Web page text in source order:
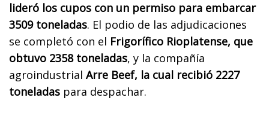
lideró los cupos con un permiso para embarcar
3509 toneladas. El podio de las adjudicaciones
se completó con el Frigorífico Rioplatense, que
obtuvo 2358 toneladas, y la compañía
agroindustrial Arre Beef, la cual recibió 2227
toneladas para despachar.